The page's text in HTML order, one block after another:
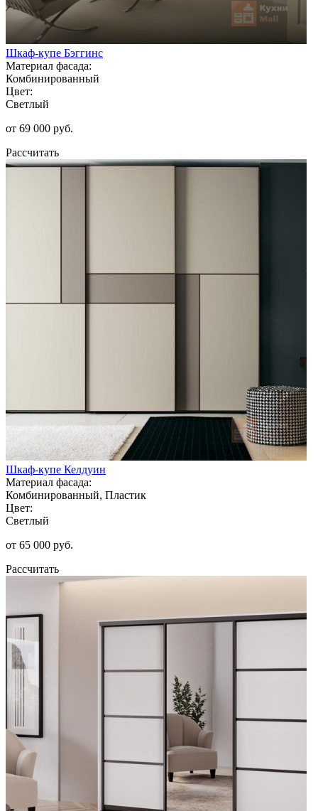
Шкаф-купе Бэггинс
Материал фасада:
Комбинированный
Цвет:
Светлый
от 69 000 руб.
Рассчитать
Шкаф-купе Келдуин
Материал фасада:
Комбинированный, Пластик
Цвет:
Светлый
от 65 000 руб.
Рассчитать